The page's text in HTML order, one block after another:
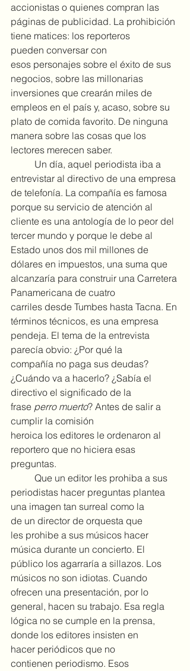
accionistas o quienes compran las
páginas de publicidad. La prohibición
tiene matices: los reporteros
pueden conversar con
esos personajes sobre el éxito de sus
negocios, sobre las millonarias
inversiones que crearán miles de
empleos en el país y, acaso, sobre su
plato de comida favorito. De ninguna
manera sobre las cosas que los
lectores merecen saber.
entrevistar al directivo de una empresa
de telefonía. La compañía es famosa
porque su servicio de atención al
cliente es una antología de lo peor del
tercer mundo y porque le debe al
Estado unos dos mil millones de
dólares en impuestos, una suma que
alcanzaría para construir una Carretera
Panamericana de cuatro
carriles desde Tumbes hasta Tacna. En
términos técnicos, es una empresa
pendeja. El tema de la entrevista
parecía obvio: ¿Por qué la
compañía no paga sus deudas?
¿Cuándo va a hacerlo? ¿Sabía el
directivo el significado de la
frase perro muerto? Antes de salir a
cumplir la comisión
heroica los editores le ordenaron al
reportero que no hiciera esas
preguntas.
periodistas hacer preguntas plantea
una imagen tan surreal como la
de un director de orquesta que
les prohibe a sus músicos hacer
música durante un concierto. El
público los agarraría a sillazos. Los
músicos no son idiotas. Cuando
ofrecen una presentación, por lo
general, hacen su trabajo. Esa regla
lógica no se cumple en la prensa,
donde los editores insisten en
hacer periódicos que no
contienen periodismo. Esos